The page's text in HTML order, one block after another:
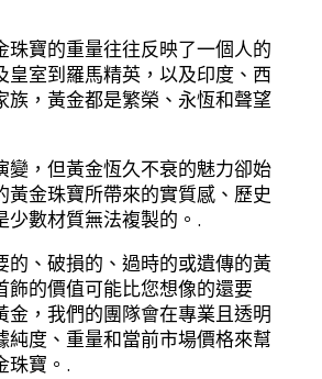
珠寶的重量往往反映了一個人的
皇室到羅馬精英，以及印度、西
族，黃金都是繁榮、永恆和聲望
變，但黃金恆久不衰的魅力卻始
黃金珠寶所帶來的實質感、歷史
少數材質無法複製的。.
的、破損的、過時的或遺傳的黃
飾的價值可能比您想像的還要
金，我們的團隊會在專業且透明
純度、重量和當前市場價格來幫
珠寶。.